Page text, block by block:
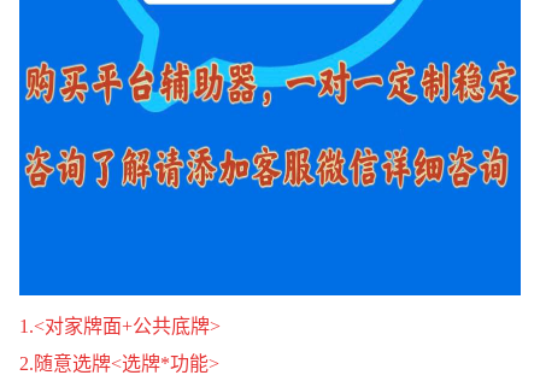
1.<对家牌面+公共底牌>
2.随意选牌<选牌*功能>